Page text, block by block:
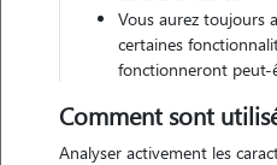
Expérience
Vous aurez toujours
certaines
fonctionneront peut-
Comment sont
Analyser activement les